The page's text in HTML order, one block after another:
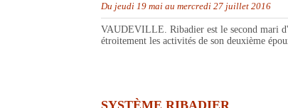
Du jeudi 19 mai au mercredi 27 juillet 2016
VAUDEVILLE. Ribadier est le second mari
étroitement les activités de son deuxième